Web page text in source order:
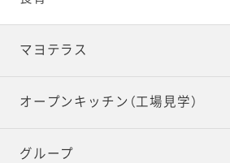
マヨテラス
オープンキッチン（工場見学）
グループ